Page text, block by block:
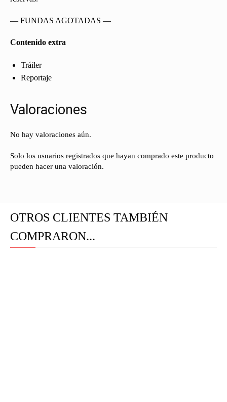
— FUNDAS AGOTADAS —
Contenido extra
Tráiler
Reportaje
Valoraciones
No hay valoraciones aún.
Solo los usuarios registrados que hayan comprado este producto
pueden hacer una valoración.
OTROS CLIENTES TAMBIÉN
COMPRARON...